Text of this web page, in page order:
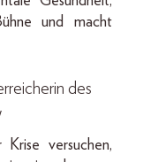
und macht
des
versuchen,